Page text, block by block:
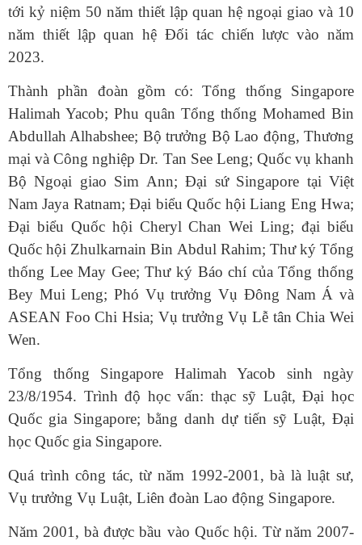
tới kỷ niệm 50 năm thiết lập quan hệ ngoại giao và 10
năm thiết lập quan hệ Đối tác chiến lược vào năm
2023.
Thành phần đoàn gồm có: Tổng thống Singapore
Halimah Yacob; Phu quân Tổng thống Mohamed Bin
Abdullah Alhabshee; Bộ trưởng Bộ Lao động, Thương
mại và Công nghiệp Dr. Tan See Leng; Quốc vụ khanh
Bộ Ngoại giao Sim Ann; Đại sứ Singapore tại Việt
Nam Jaya Ratnam; Đại biểu Quốc hội Liang Eng Hwa;
Đại biểu Quốc hội Cheryl Chan Wei Ling; đại biểu
Quốc hội Zhulkarnain Bin Abdul Rahim; Thư ký Tổng
thống Lee May Gee; Thư ký Báo chí của Tổng thống
Bey Mui Leng; Phó Vụ trưởng Vụ Đông Nam Á và
ASEAN Foo Chi Hsia; Vụ trưởng Vụ Lễ tân Chia Wei
Wen.
Tổng thống Singapore Halimah Yacob sinh ngày
23/8/1954. Trình độ học vấn: thạc sỹ Luật, Đại học
Quốc gia Singapore; bằng danh dự tiến sỹ Luật, Đại
học Quốc gia Singapore.
Quá trình công tác, từ năm 1992-2001, bà là luật sư,
Vụ trưởng Vụ Luật, Liên đoàn Lao động Singapore.
Năm 2001, bà được bầu vào Quốc hội. Từ năm 2007-